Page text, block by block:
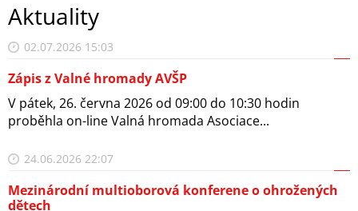
Aktuality
02.07.2026 15:03
Zápis z Valné hromady AVŠP
V pátek, 26. června 2026 od 09:00 do 10:30 hodin
proběhla on-line Valná hromada Asociace...
24.06.2026 22:07
Mezinárodní multioborová konferene o ohrožených
dětech